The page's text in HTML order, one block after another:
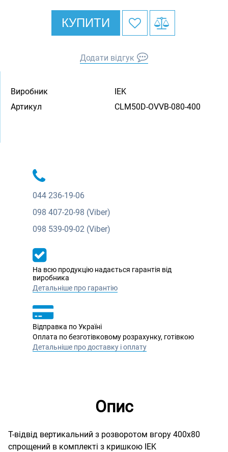
КУПИТИ
Додати відгук
Виробник
IEK
Артикул
CLM50D-OVVB-080-400
044 236-19-06
098 407-20-98 (Viber)
098 539-09-02 (Viber)
На всю продукцію надається гарантія від
виробника
Детальніше про гарантію
Відправка по Україні
Оплата по безготівковому розрахунку, готівкою
Детальніше про доставку і оплату
Опис
Т-відвід вертикальний з розворотом вгору 400х80
спрощений в комплекті з кришкою IEK